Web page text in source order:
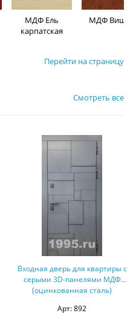
МДФ Ель
карпатская
МДФ
Перейти на страницу
Смотреть все
Дверь со стеклом и МДФ
Арт: 157